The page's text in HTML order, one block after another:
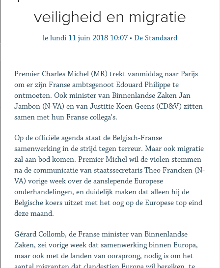
veiligheid en migratie
le lundi 11 juin 2018 10:07 • De Standaard
Premier Charles Michel (MR) trekt vanmiddag naar Parijs
om er zijn Franse ambtsgenoot Edouard Philippe te
ontmoeten. Ook minister van Binnenlandse Zaken Jan
Jambon (N-VA) en van Justitie Koen Geens (CD&V) zitten
samen met hun Franse collega's.
Op de officiële agenda staat de Belgisch-Franse
samenwerking in de strijd tegen terreur. Maar ook migratie
zal aan bod komen. Premier Michel wil de violen stemmen
na de communicatie van staatssecretaris Theo Francken (N-
VA) vorige week over de aanslepende Europese
onderhandelingen, en duidelijk maken dat alleen hij de
Belgische koers uitzet met het oog op de Europese top eind
deze maand.
Gérard Collomb, de Franse minister van Binnenlandse
Zaken, zei vorige week dat samenwerking binnen Europa,
maar ook met de landen van oorsprong, nodig is om het